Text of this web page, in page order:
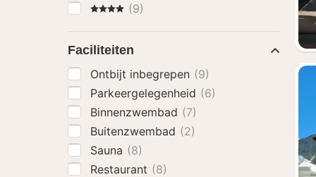
4 Sterren
(9)
Faciliteiten
Ontbijt inbegrepen (9)
Parkeergelegenheid (6)
Binnenzwembad (7)
Buitenzwembad (2)
Sauna (8)
Restaurant (8)